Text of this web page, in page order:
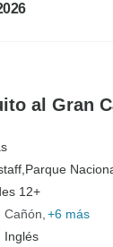
al Gran
Parque
12+
Cañón +6 más
Inglés